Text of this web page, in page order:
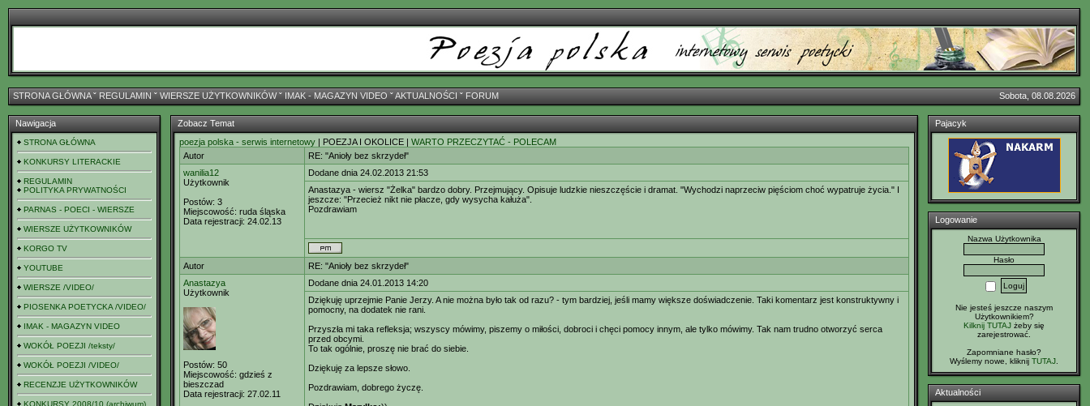
STRONA GŁÓWNAˇ REGULAMIN ˇ WIERSZE UŻYTKOWNIKÓWˇ IMAK - MAGAZYN VIDEO ˇAKTUALNOŚCI ˇ FORUM Sobota, 08.08.2026
Nawigacja
STRONA GŁÓWNA
KONKURSY LITERACKIE
REGULAMIN
POLITYKA PRYWATNOŚCI
PARNAS - POECI - WIERSZE
WIERSZE UŻYTKOWNIKÓW
KORGO TV
YOUTUBE
WIERSZE /VIDEO/
PIOSENKA POETYCKA /VIDEO/
IMAK - MAGAZYN VIDEO
WOKÓŁ POEZJI /teksty/
WOKÓŁ POEZJI /VIDEO/
RECENZJE UŻYTKOWNIKÓW
KONKURSY 2008/10 (archiwum)
Zobacz Temat
poezja polska - serwis internetowy | POEZJA I OKOLICE | WARTO PRZECZYTAĆ - POLECAM
Autor
RE: "Anioły bez skrzydeł"
wanilia12
Użytkownik
Postów: 3
Miejscowość: ruda śląska
Data rejestracji: 24.02.13
Dodane dnia 24.02.2013 21:53
Anastazya - wiersz "Żelka" bardzo dobry. Przejmujący. Opisuje ludzkie nieszczęście i dramat. "Wychodzi naprzeciw pięściom choć wypatruje życia." I
jeszcze: "Przecież nikt nie płacze, gdy wysycha kałuża".
Pozdrawiam
Autor
RE: "Anioły bez skrzydeł"
Anastazya
Użytkownik
Postów: 50
Miejscowość: gdzieś z
bieszczad
Data rejestracji: 27.02.11
Dodane dnia 24.01.2013 14:20
Dziękuję uprzejmie Panie Jerzy. A nie można było tak od razu? - tym bardziej, jeśli mamy większe doświadczenie. Taki komentarz jest konstruktywny i
pomocny, na dodatek nie rani.
Przyszła mi taka refleksja; wszyscy mówimy, piszemy o miłości, dobroci i chęci pomocy innym, ale tylko mówimy. Tak nam trudno otworzyć serca
przed obcymi.
To tak ogólnie, proszę nie brać do siebie.
Dziękuję za lepsze słowo.
Pozdrawiam, dobrego życzę.
Pajacyk
Logowanie
Nazwa Użytkownika
Hasło
Nie jesteś jeszcze naszym
Użytkownikiem?
Kilknij TUTAJ żeby się
zarejestrować.
Zapomniane hasło?
Wyślemy nowe, kliknij TUTAJ
Aktualności